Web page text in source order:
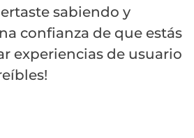
sabiendo y
confianza de que estás
experiencias de usuario